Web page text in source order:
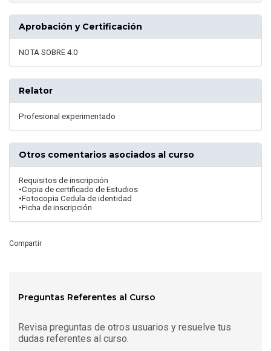
Aprobación y Certificación
NOTA SOBRE 4.0
Relator
Profesional experimentado
Otros comentarios asociados al curso
Requisitos de inscripción
•Copia de certificado de Estudios
•Fotocopia Cedula de identidad
•Ficha de inscripción
Compartir
Preguntas Referentes al Curso
Revisa preguntas de otros usuarios y resuelve tus
dudas referentes al curso.